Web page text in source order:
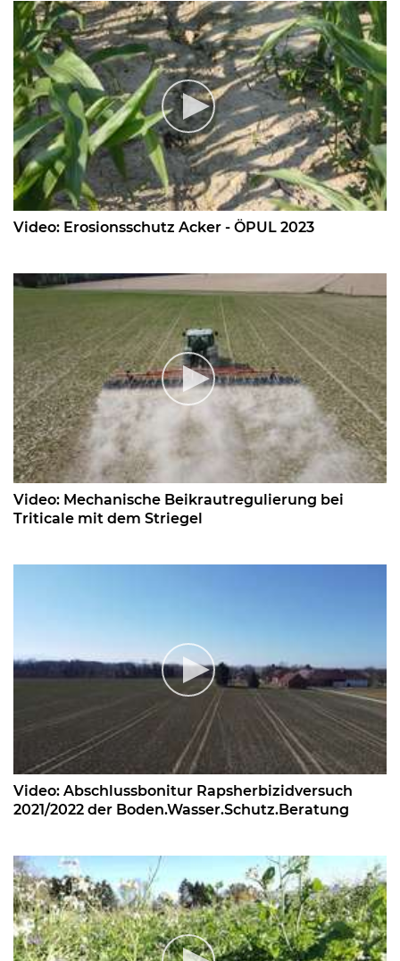
Video: Erosionsschutz Acker - ÖPUL 2023
Video: Mechanische Beikrautregulierung bei
Triticale mit dem Striegel
Video: Abschlussbonitur Rapsherbizidversuch
2021/2022 der Boden.Wasser.Schutz.Beratung